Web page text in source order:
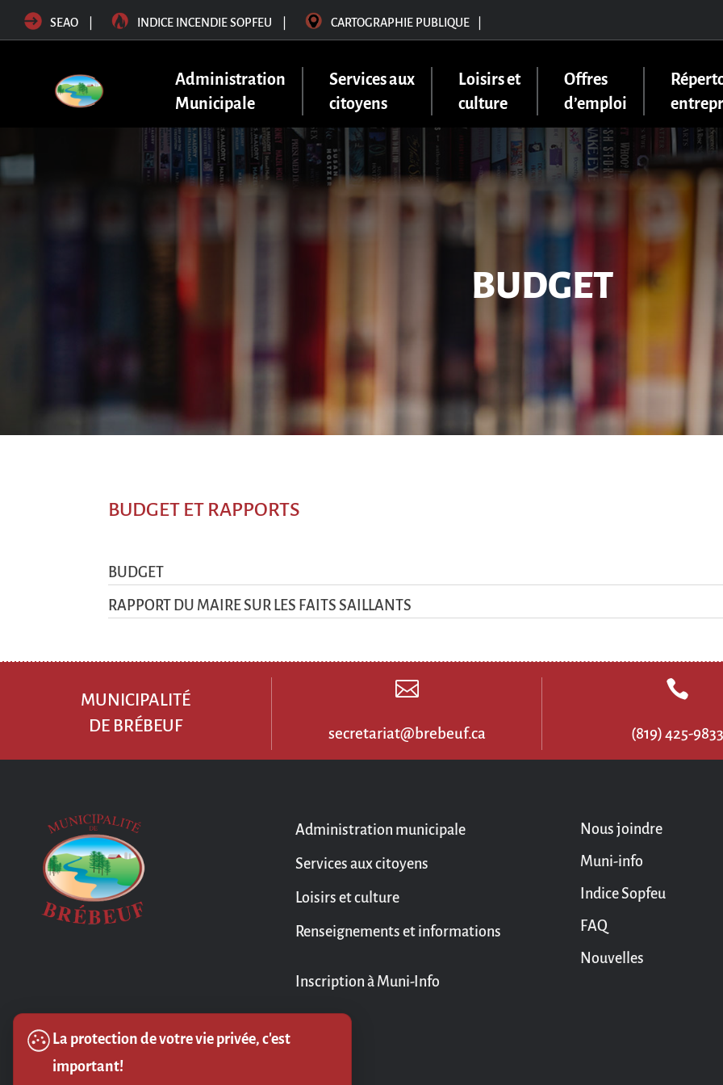
SEAO INDICE INCENDIE SOPFEU CARTOGRAPHIE PUBLIQUE
Administration
Municipale
Services aux
citoyens
Loisirs et
culture
Offres
d’emploi
BUDGET
BUDGET ET RAPPORTS
BUDGET
RAPPORT DU MAIRE SUR LES FAITS SAILLANTS
MUNICIPALITÉ
DE BRÉBEUF

secretariat@brebeuf.ca

(819) 425-9833
Administration municipale
Services aux citoyens
Loisirs et culture
Renseignements et informations
Inscription à Muni-Info
Nous joindre
Muni-info
Indice Sopfeu
FAQ
Nouvelles
La protection de votre vie privée, c'est
important!